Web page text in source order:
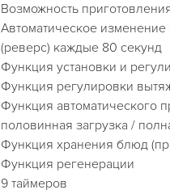
Возможность
Автоматическое
(реверс) каждые 80 секунд
Функция установки и
Функция регулировки
Функция автоматического
половинная загрузка /
Функция хранения блюд
Функция регенерации
9 таймеров